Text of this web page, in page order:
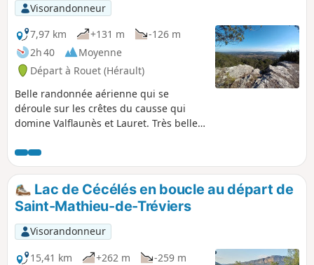
Visorandonneur
7,97 km
+131 m
-126 m
2h 40
Moyenne
Départ à Rouet (Hérault)
Belle randonnée aérienne qui se
déroule sur les crêtes du causse qui
domine Valflaunès et Lauret. Très belles
circuit sur ces villages de la plaine
viticole, les crus du Pic Saint Loup. Au
loin, s'estompent les collines dans un
beau camaïeu de bleus.
Lac de Cécélés en boucle au départ de
Saint-Mathieu-de-Tréviers
Visorandonneur
15,41 km
+262 m
-259 m